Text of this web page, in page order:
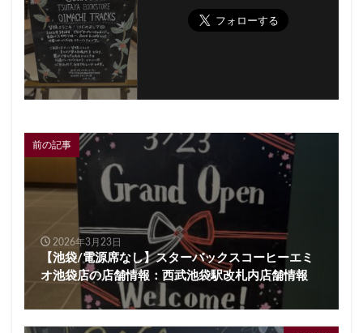
前の記事
2026年3月23日
【池袋/電源席なし】スターバックスコーヒーエミ
オ池袋店の店舗情報：西武池袋駅改札内店舗情報